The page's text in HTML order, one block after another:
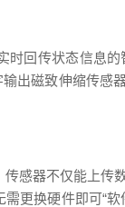
回传状态信息
出磁致伸缩传感
感器不仅能上
更换硬件即可“